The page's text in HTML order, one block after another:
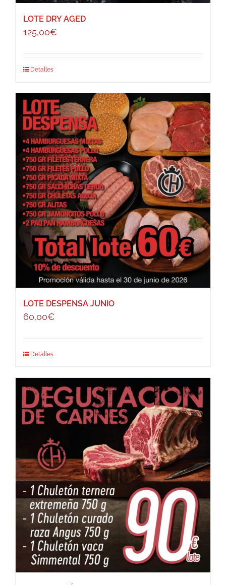
LOTE DRY AGED
125,00€
Detalles
LOTE DESPENSA JUNIO
60,00€
Detalles